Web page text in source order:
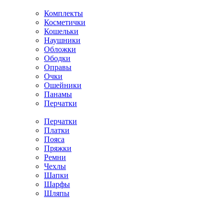
Комплекты
Косметички
Кошельки
Наушники
Обложки
Ободки
Оправы
Очки
Ошейники
Панамы
Перчатки
Перчатки
Платки
Пояса
Пряжки
Ремни
Чехлы
Шапки
Шарфы
Шляпы